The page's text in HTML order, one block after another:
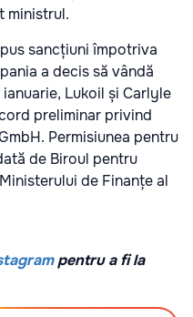
ministrul.
sancțiuni împotriva
a decis să vândă
Lukoil și Carlyle
preliminar privind
Permisiunea pentru
de Biroul pentru
de Finanțe al
pentru a fi la